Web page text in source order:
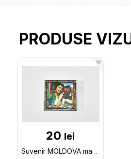
PRODUSE
20 lei
Suvenir MOLDOVA magnet(3) metal patrat MD0030